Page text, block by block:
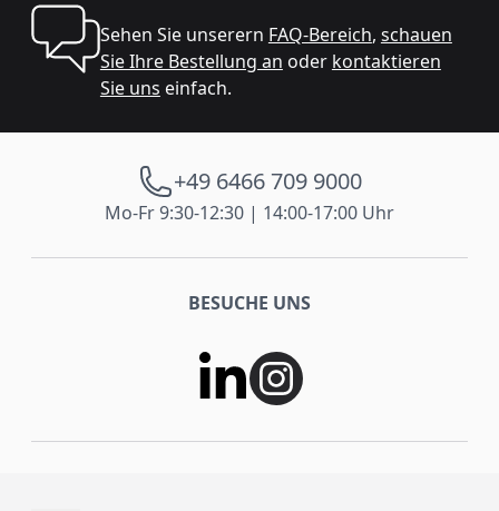
Sehen Sie unserern FAQ-Bereich, schauen
Sie Ihre Bestellung an oder kontaktieren
Sie uns einfach.
+49 6466 709 9000
Mo-Fr 9:30-12:30 | 14:00-17:00 Uhr
BESUCHE UNS